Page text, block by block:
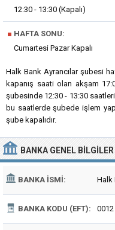
12:30 - 13:30 (Kapalı)
■ HAFTA SONU:
Cumartesi Pazar Kapalı
Halk Bank Ayrancılar şubesi
kapanış saati olan akşam
şubesinde 12:30 - 13:30
bu saatlerde şubede işlem
şube kapalıdır.
BANKA GENEL BILGILER
BANKA İSMI: Halk
BANKA KODU (EFT): 0012